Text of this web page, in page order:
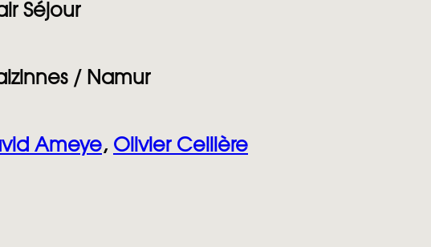
Séjour
/ Namur
Ameye, Olivier Cellière